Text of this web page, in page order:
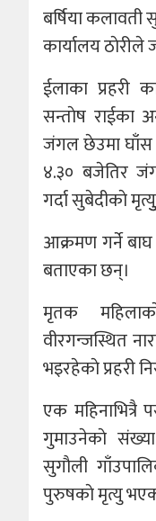
बर्षिया कलावती
कार्यालय ठाेरीले
ईलाका प्रहरी
सन्ताेष राईका
जंगल छेउमा घाँस
४.३० बजेतिर
गर्दा सुबेदीकाे
आक्रमण गर्ने
बताएका छन्।
मृतक
वीरगन्जस्थित
भइरहेकाे प्रहरी
एक महिनाभित्रै
गुमाउनेकाे
सुगाैली
पुरुषकाे मृत्यु